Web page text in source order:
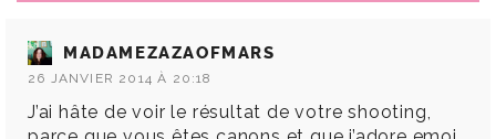
MADAMEZAZAOFMARS
26 JANVIER 2014 À 20:18
J’ai hâte de voir le résultat de votre shooting,